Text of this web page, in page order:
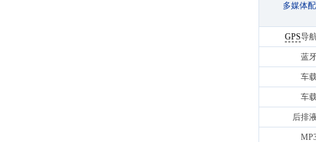
多媒体配
GPS导
蓝
车
车
后排